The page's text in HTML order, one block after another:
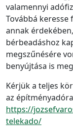
valamennyi
Továbbá
annak
bérbeadáshoz
megszűnésére
benyújtása is
Kérjük a teljes
az
https://
telekado/